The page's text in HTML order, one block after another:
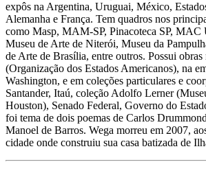
expôs na Argentina, Uruguai, México,
Alemanha e França. Tem quadros nos
como Masp, MAM-SP, Pinacoteca SP,
Museu de Arte de Niterói, Museu da
de Arte de Brasília, entre outros. Possui obras
(Organização dos Estados Americanos), na
Washington, e em coleções particulares e
Santander, Itaú, coleção Adolfo Lerner
Houston), Senado Federal, Governo do
foi tema de dois poemas de Carlos
Manoel de Barros. Wega morreu em 2007,
cidade onde construiu sua casa batizada de